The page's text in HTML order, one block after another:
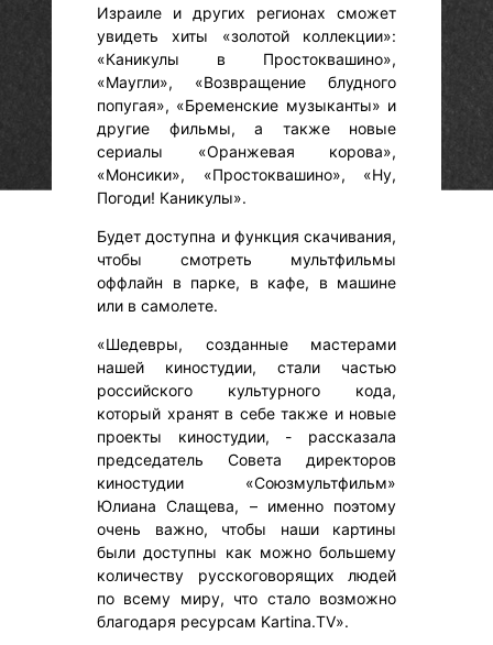
Израиле и других регионах сможет
увидеть хиты «золотой коллекции»:
«Каникулы в Простоквашино»,
«Маугли», «Возвращение блудного
попугая», «Бременские музыканты» и
другие фильмы, а также новые
сериалы «Оранжевая корова»,
«Монсики», «Простоквашино», «Ну,
Погоди! Каникулы».
Будет доступна и функция скачивания,
чтобы смотреть мультфильмы
оффлайн в парке, в кафе, в машине
или в самолете.
«Шедевры, созданные мастерами
нашей киностудии, стали частью
российского культурного кода,
который хранят в себе также и новые
проекты киностудии, - рассказала
председатель Совета директоров
киностудии «Союзмультфильм»
Юлиана Слащева, – именно поэтому
очень важно, чтобы наши картины
были доступны как можно большему
количеству русскоговорящих людей
по всему миру, что стало возможно
благодаря ресурсам Kartina.TV».